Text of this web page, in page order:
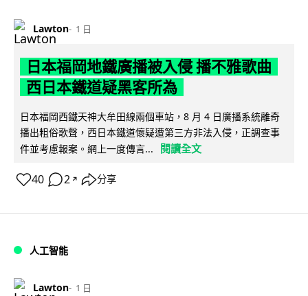
Lawton 1 日
日本福岡地鐵廣播被入侵 播不雅歌曲
西日本鐵道疑黑客所為
日本福岡西鐵天神大牟田線兩個車站，8 月 4 日廣播系統離奇
播出粗俗歌聲，西日本鐵道懷疑遭第三方非法入侵，正調查事
件並考慮報案。網上一度傳言...
閱讀全文
40 2 ↗ 分享
人工智能
Lawton 1 日